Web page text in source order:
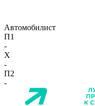
Автомобилист
П1
-
X
-
П2
-